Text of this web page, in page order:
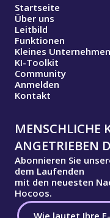
Startseite
Über uns
Leitbild
Funktionen
Kleines Unternehmen
KI-Toolkit
Community
Anmelden
Kontakt
MENSCHLICHE
ANGETRIEBEN
Abonnieren Sie
dem Laufenden
mit den neuesten
Hocoos.